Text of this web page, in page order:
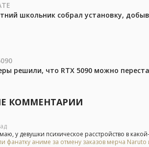
школьник собрал установку,
решили, что RTX 5090 можно
КОММЕНТАРИИ
у девушки психическое расстройство в
фанатку аниме за отмену заказов мерча